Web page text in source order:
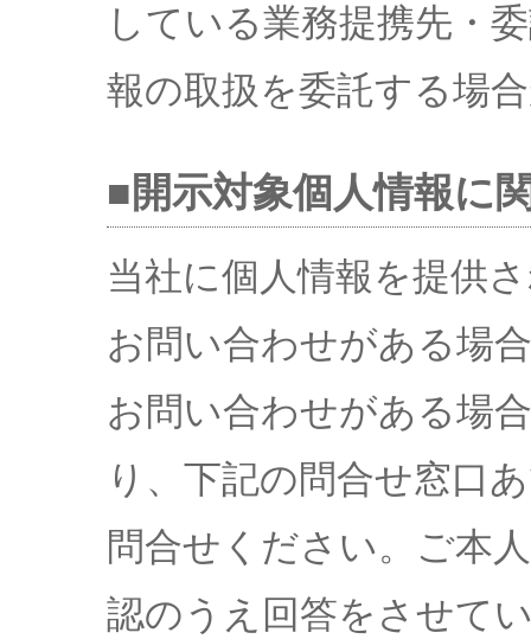
している業務提携先・
報の取扱を委託する場
■開示対象個人情報に
当社に個人情報を提供
お問い合わせがある場
お問い合わせがある場
り、下記の問合せ窓口
問合せください。ご本
認のうえ回答をさせて